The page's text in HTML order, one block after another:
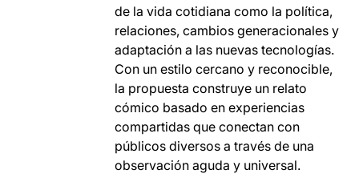
de la vida cotidiana como la política,
relaciones, cambios generacionales y
adaptación a las nuevas tecnologías.
Con un estilo cercano y reconocible,
la propuesta construye un relato
cómico basado en experiencias
compartidas que conectan con
públicos diversos a través de una
observación aguda y universal.